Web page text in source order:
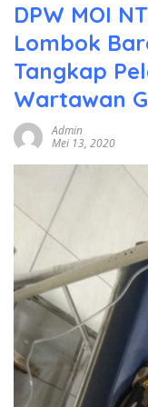
DPW MOI
Lombok
Tangkap
Wartawan
Admin
Mei 13, 2020